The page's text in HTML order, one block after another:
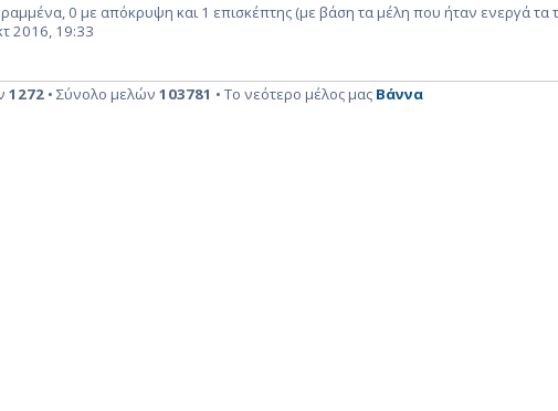
0 με απόκρυψη και 1 επισκέπτης (με βάση τα μέλη που ήταν ενεργά τα
2016, 19:33
1272 • Σύνολο μελών 103781 • Το νεότερο μέλος μας Βάννα